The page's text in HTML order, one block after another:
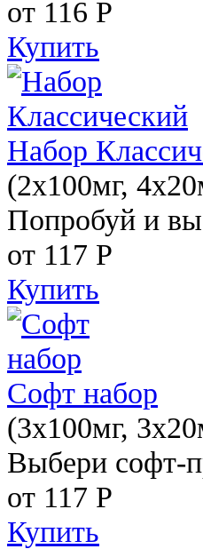
от 116 Р
Купить
Набор
(2x100мг,
Попробуй и
от 117 Р
Купить
Софт набор
(3x100мг,
Выбери софт-
от 117 Р
Купить